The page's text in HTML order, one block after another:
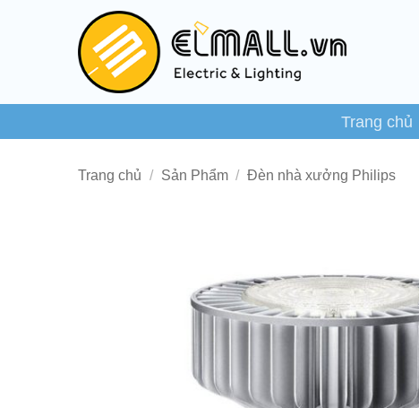
Trang chủ
Trang chủ / Sản Phẩm / Đèn nhà xưởng Philips